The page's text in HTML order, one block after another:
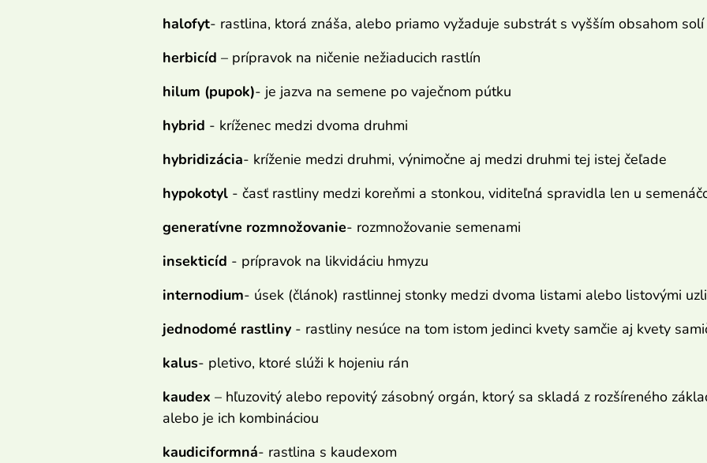
halofyt- rastlina, ktorá znáša, alebo priamo vyžaduje substrát s vyšším obsahom solí
herbicíd – prípravok na ničenie nežiaducich rastlín
hilum (pupok)- je jazva na semene po vaječnom pútku
hybrid - kríženec medzi dvoma druhmi
hybridizácia- kríženie medzi druhmi, výnimočne aj medzi druhmi tej istej čeľade
hypokotyl- časť rastliny medzi koreňmi a stonkou, viditeľná spravidla len u
generatívne rozmnožovanie- rozmnožovanie semenami
insekticíd - prípravok na likvidáciu hmyzu
internodium- úsek (článok) rastlinnej stonky medzi dvoma listami alebo listovými
jednodomé rastliny- rastliny nesúce na tom istom jedinci kvety samčie aj kvety
kalus- pletivo, ktoré slúži k hojeniu rán
kaudex – hľuzovitý alebo repovitý zásobný orgán, ktorý sa skladá z rozšíreného
alebo je ich kombináciou
kaudiciformná- rastlina s kaudexom